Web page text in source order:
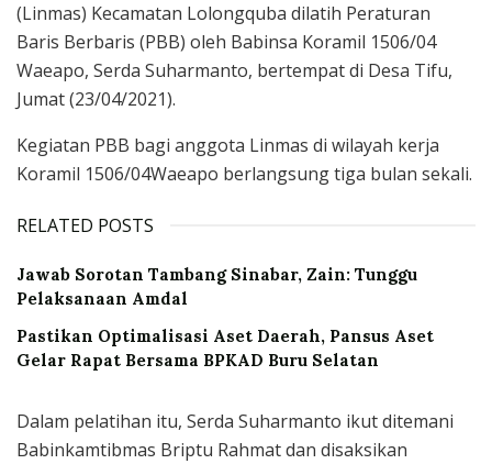
(Linmas) Kecamatan Lolongquba dilatih Peraturan
Baris Berbaris (PBB) oleh Babinsa Koramil 1506/04
Waeapo, Serda Suharmanto, bertempat di Desa Tifu,
Jumat (23/04/2021).
Kegiatan PBB bagi anggota Linmas di wilayah kerja
Koramil 1506/04Waeapo berlangsung tiga bulan sekali.
RELATED POSTS
Jawab Sorotan Tambang Sinabar, Zain: Tunggu
Pelaksanaan Amdal
Pastikan Optimalisasi Aset Daerah, Pansus Aset
Gelar Rapat Bersama BPKAD Buru Selatan
Dalam pelatihan itu, Serda Suharmanto ikut ditemani
Babinkamtibmas Briptu Rahmat dan disaksikan